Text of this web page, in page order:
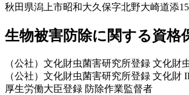
秋田県潟上市昭和大久保字北野大崎道添
生物被害防除に関する資格
（公社）文化財虫菌害研究所登録 文化財
（公社）文化財虫菌害研究所登録 文化財
厚生労働大臣登録 防除作業監督者